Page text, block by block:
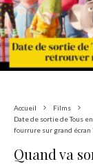
Accueil
Films
Date de sortie de Tous
fourrure sur grand écran
Quand va